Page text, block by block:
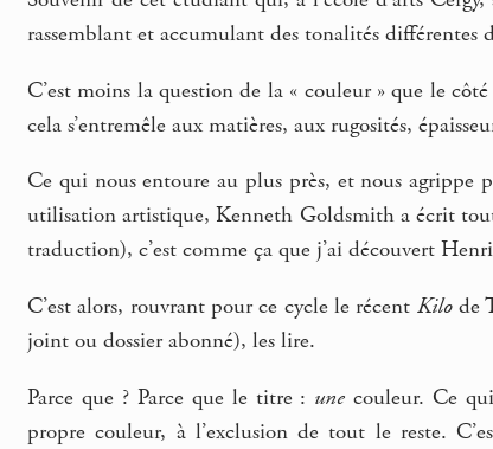
rassemblant et accumulant des tonalités différentes
C’est moins la question de la « couleur » que le
cela s’entremêle aux matières, aux rugosités,
Ce qui nous entoure au plus près, et nous agrippe
utilisation artistique, Kenneth Goldsmith a écrit
traduction), c’est comme ça que j’ai découvert
C’est alors, rouvrant pour ce cycle le récent Kilode
joint ou dossier abonné), les lire.
Parce que ? Parce que le titre : une couleur. Ce
propre couleur, à l’exclusion de tout le reste.